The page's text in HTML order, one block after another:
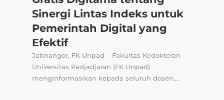
Sinergi Lintas Indeks untuk
Pemerintah Digital yang
Efektif
Jatinangor, FK Unpad – Fakultas Kedokteran
Universitas Padjadjaran (FK Unpad)
menginformasikan kepada seluruh dosen,...